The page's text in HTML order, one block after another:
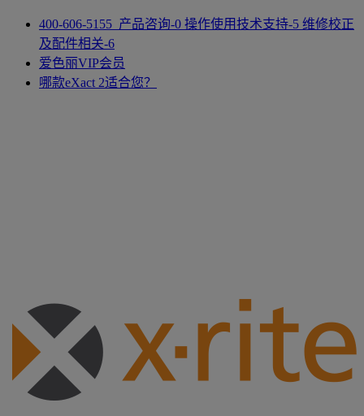
400-606-5155 产品咨询-0 操作使用技术支持-5 维修校正
及配件相关-6
爱色丽VIP会员
哪款eXact 2适合您？